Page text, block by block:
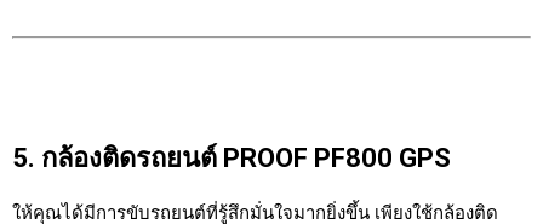
5. กล้องติดรถยนต์ PROOF PF800 GPS
ให้คุณได้มีการขับรถยนต์ที่รู้สึกมั่นใจมากยิ่งขึ้น เพียงใช้กล้องติด